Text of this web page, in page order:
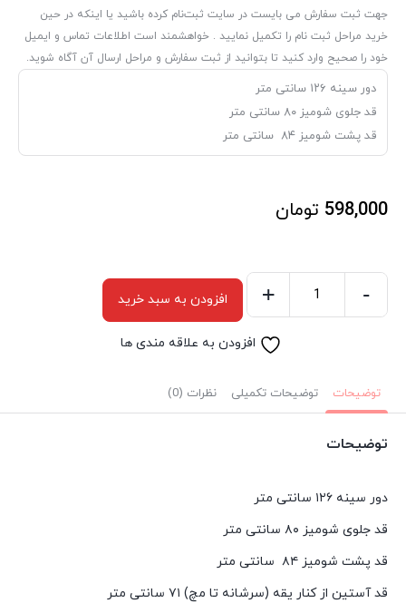
جهت ثبت سفارش می بایست در سایت ثبت‌نام کرده باشید یا اینکه در حین
خرید مراحل ثبت نام را تکمیل نمایید . خواهشمند است اطلاعات تماس و ایمیل
خود را صحیح وارد کنید تا بتوانید از ثبت سفارش و مراحل ارسال آن آگاه شوید.
دور سینه ۱۲۶ سانتی متر
قد جلوی شومیز ۸۰ سانتی متر
قد پشت شومیز ۸۴ سانتی متر
598,000 تومان
سایز
-
+ افزودن به سبد خرید
افزودن به علاقه مندی ها
توضیحات توضیحات تکمیلی نظرات (0)
توضیحات
دور سینه ۱۲۶ سانتی متر
قد جلوی شومیز ۸۰ سانتی متر
قد پشت شومیز ۸۴ سانتی متر
قد آستین از کنار یقه (سرشانه تا مچ) ۷۱ سانتی متر